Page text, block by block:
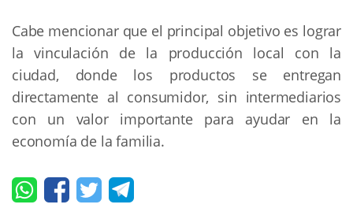
Cabe mencionar que el principal objetivo es lograr
la vinculación de la producción local con la
ciudad, donde los productos se entregan
directamente al consumidor, sin intermediarios
con un valor importante para ayudar en la
economía de la familia.